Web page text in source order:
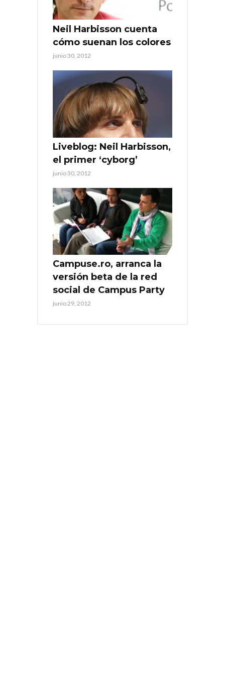
Neil Harbisson cuenta
cómo suenan los colores
junio 30, 2012
Liveblog: Neil Harbisson,
el primer ‘cyborg’
junio 30, 2012
Campuse.ro, arranca la
versión beta de la red
social de Campus Party
junio 29, 2012